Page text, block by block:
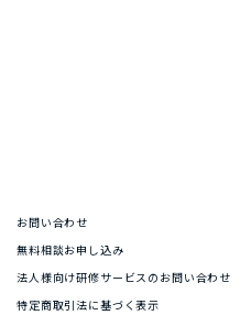
お問い合わせ
無料相談お申し込み
法人様向け研修サービスのお問い合わせ
特定商取引法に基づく表示